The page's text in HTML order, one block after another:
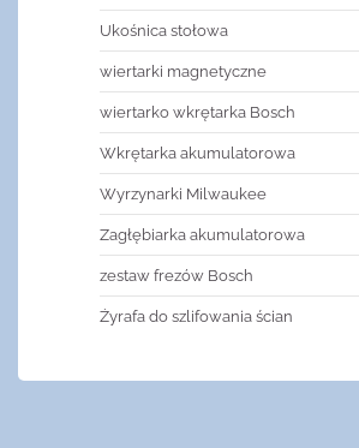
Ukośnica stołowa
wiertarki magnetyczne
wiertarko wkrętarka Bosch
Wkrętarka akumulatorowa
Wyrzynarki Milwaukee
Zagłębiarka akumulatorowa
zestaw frezów Bosch
Żyrafa do szlifowania ścian